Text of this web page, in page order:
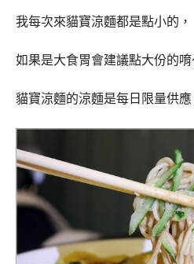
我每次來貓寶涼麵都是點小的，
如果是大食胃會建議點大份的唷
貓寶涼麵的涼麵是每日限量供應